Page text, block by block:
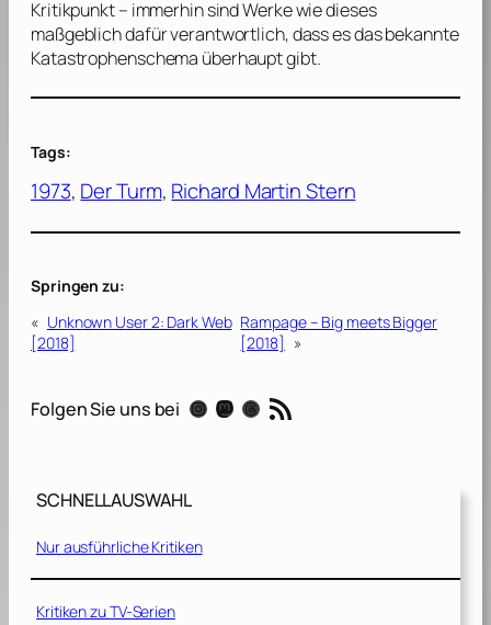
Kritikpunkt – immerhin sind Werke wie dieses
maßgeblich dafür verantwortlich, dass es das bekannte
Katastrophenschema überhaupt gibt.
Tags:
1973, Der Turm, Richard Martin Stern
Springen zu:
« Unknown User 2: Dark Web
[2018]
Rampage – Big meets Bigger
[2018]
»
Folgen Sie uns bei Instagram Mastodon Threads RSS-Feed
SCHNELLAUSWAHL
Nur ausführliche Kritiken
Kritiken zu TV-Serien